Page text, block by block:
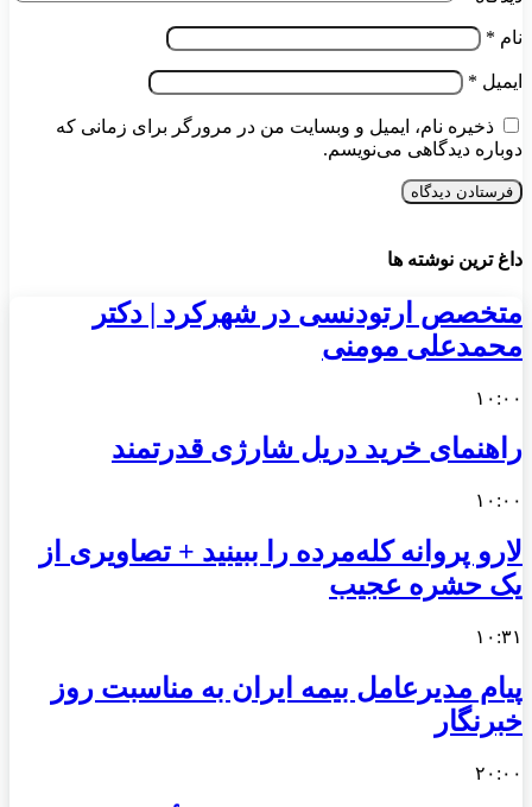
نام *
ایمیل *
ذخیره نام، ایمیل و وبسایت من در مرورگر برای زمانی که
دوباره دیدگاهی می‌نویسم.
داغ ترین نوشته ها
متخصص ارتودنسی در شهرکرد | دکتر
محمدعلی مومنی
۱۰:۰۰
راهنمای خرید دریل شارژی قدرتمند
۱۰:۰۰
لارو پروانه کله‌مرده را ببینید + تصاویری از
یک حشره عجیب
۱۰:۳۱
پیام مدیرعامل بیمه ایران به مناسبت روز
خبرنگار
۲۰:۰۰